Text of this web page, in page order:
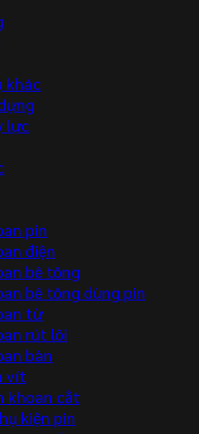
khác
lực
pin
điện
bê tông
bê tông dùng pin
từ
rút lõi
bàn
vít
khoan cắt
kiện pin